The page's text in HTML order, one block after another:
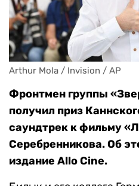
Arthur Mola / Invision / AP
Фронтмен группы
получил приз
саундтрек к фильму
Серебренникова. Об
издание Allo Cine.